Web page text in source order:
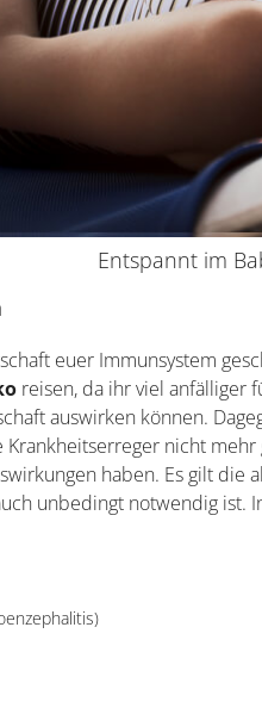
Entspannt im
euer Immunsystem
reisen, da ihr viel anfälliger
auswirken können.
Krankheitserreger nicht
haben. Es gilt die
unbedingt notwendig ist.